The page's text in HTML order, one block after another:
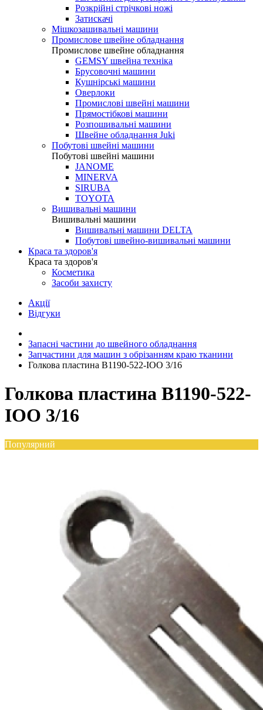
Розкрійні стрічкові ножі
Затискачі
Мішкозашивальні машини
Промислове швейне обладнання
Промислове швейне обладнання
GEMSY швейна техніка
Брусовочні машини
Кушнірські машини
Оверлоки
Промислові швейні машини
Прямостібкові машини
Розпошивальні машини
Швейне обладнання Juki
Побутові швейні машини
Побутові швейні машини
JANOME
MINERVA
SIRUBA
TOYOTA
Вишивальні машини
Вишивальні машини
Вишивальні машини DELTA
Побутові швейно-вишивальні машини
Краса та здоров'я
Краса та здоров'я
Косметика
Засоби захисту
Акції
Відгуки
Запасні частини до швейного обладнання
Запчастини для машин з обрізанням краю тканини
Голкова пластина B1190-522-IOO 3/16
Голкова пластина B1190-522-
IOO 3/16
Популярний